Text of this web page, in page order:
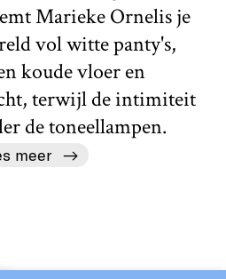
Marieke Ornelis je
vol witte panty's,
koude vloer en
terwijl de intimiteit
de toneellampen.
meer